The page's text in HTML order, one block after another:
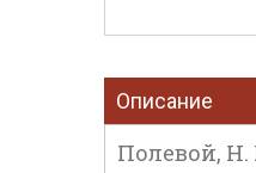
Описание
Полевой, Н.